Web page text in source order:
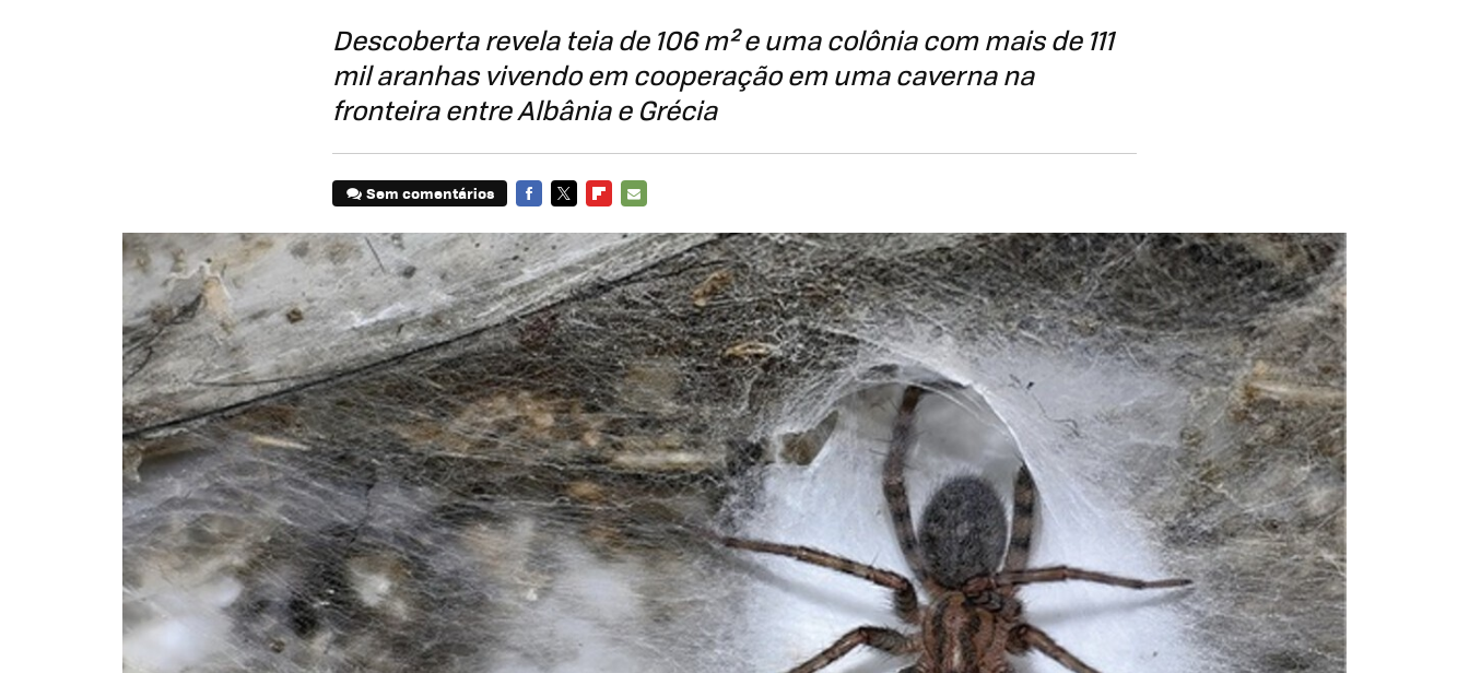
Descoberta revela teia de 106 m² e uma colônia com mais de 111
mil aranhas vivendo em cooperação em uma caverna na
fronteira entre Albânia e Grécia
Sem comentários
MAIL